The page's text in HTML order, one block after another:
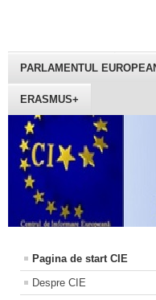
PARLAMENTUL
ERASMUS+
Pagina de start CIE
Despre CIE